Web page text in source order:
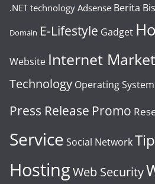
.NET technology Adsense Berita
Domain E-Lifestyle Gadget
Website Internet
Technology Operating System
Press Release Promo
Service Social Network
HostingWeb Security